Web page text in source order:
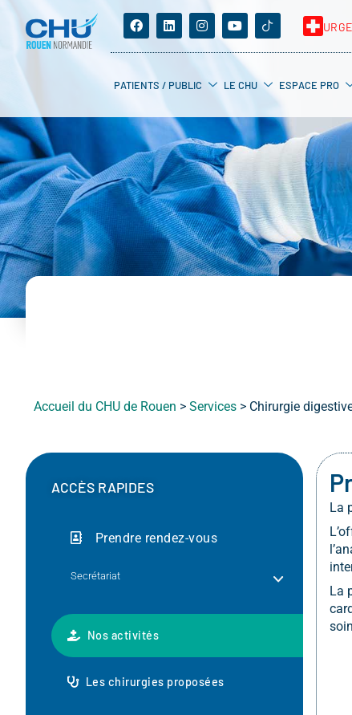
PATIENTS / PUBLIC LE CHU ESPACE PRO
Accueil du CHU de Rouen > Services > Chirurgie
ACCÈS RAPIDES
Prendre rendez-vous
Secrétariat
Nos activités
Les chirurgies proposées
La
La